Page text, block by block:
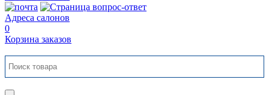
Адреса салонов
0
Корзина заказов